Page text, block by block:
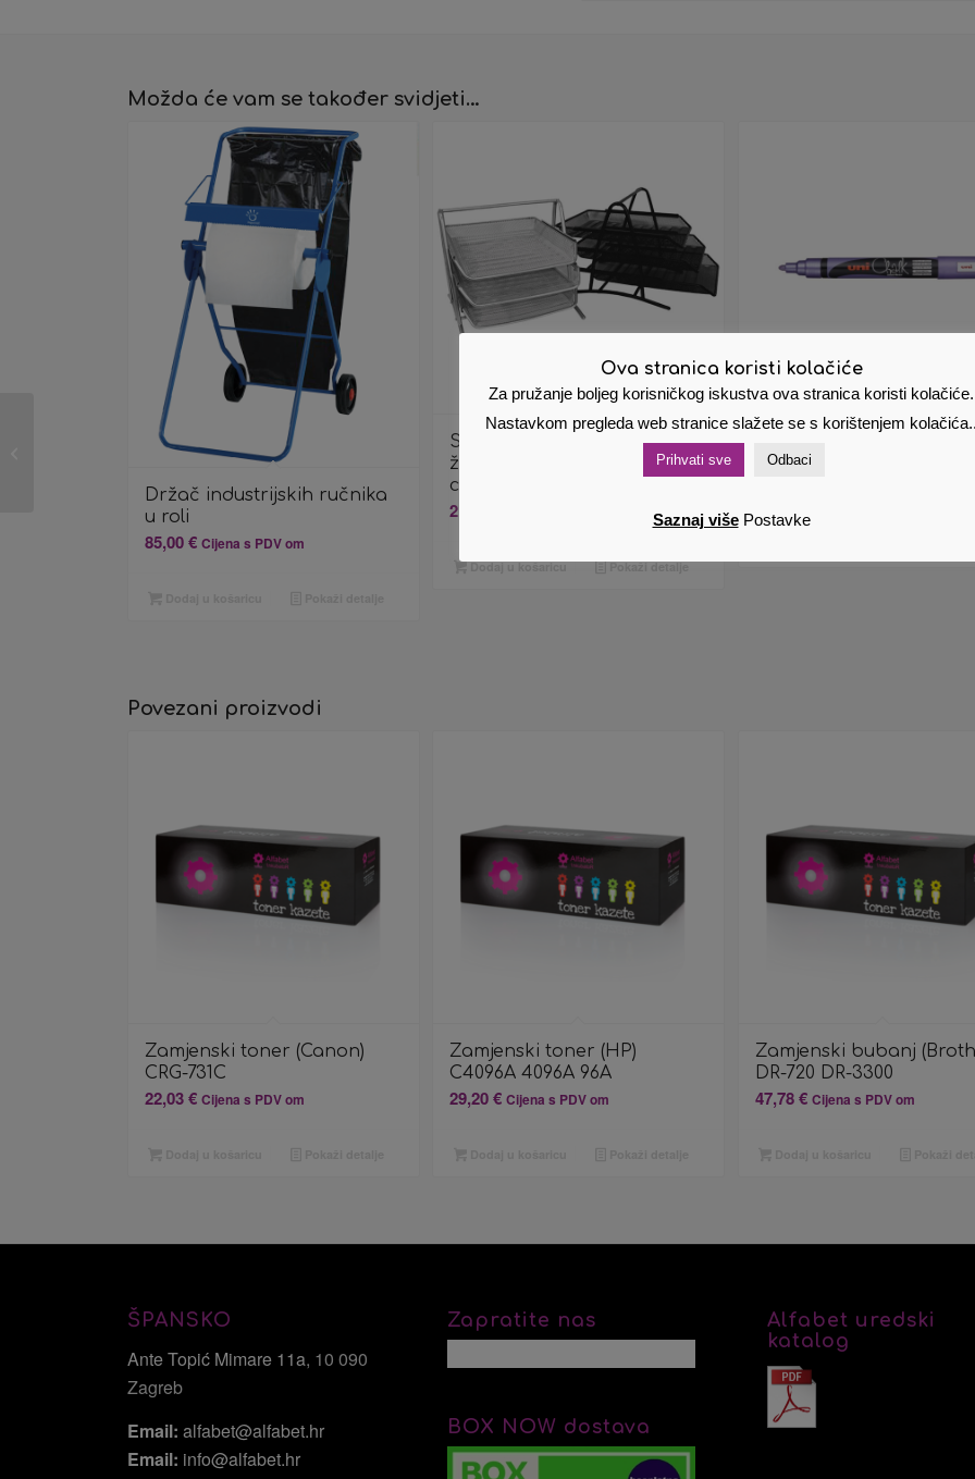
Možda će vam se također svidjeti…
Držač industrijskih ručnika
u roli
85,00€ Cijena s PDV om
Stalak za spise vodoravni
žica 3 ladice LD01-54 Fornax
crni
21,10
Dodaj u košaricu Pokaži detalje
metallic ljubičasti
Povezani proizvodi
Zamjenski toner (Canon)
CRG-731C
22,03€ Cijena s PDV om
Zamjenski toner (HP)
C4096A 4096A 96A
29,20€ Cijena s PDV om
Zamjenski bubanj
DR-720 DR-3300
47,78€ Cijena s PDV om
ŠPANSKO
Ante Topić Mimare 11a, 10 090
Zagreb
Email: alfabet@alfabet.hr
Email: info@alfabet.hr
Zapratite nas
BOX NOW dostava
Alfabet uredski
katalog
Zamjenski toner HP Q
Ova stranica koristi kolačiće
Za pružanje boljeg korisničkog iskustva ova stranica koristi kolačiće.
Nastavkom pregleda web stranice slažete se s korištenjem
Prihvati sve Odbaci
Saznaj više Postavke